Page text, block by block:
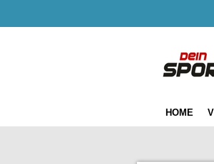
Hauptinhalt
HOME